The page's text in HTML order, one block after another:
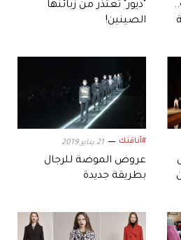
"ديور" تعتذر من زبائنها
الصينين!
#أناقتك 21 يناير 2019
عروض الموضة للرجال
بطريقة جديدة